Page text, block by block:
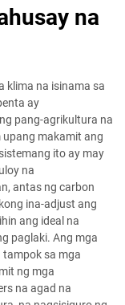
na
klima na isinama sa
ay
pang-agrikultura na
makamit ang
ito ay may
na
antas ng carbon
ina-adjust ang
ang ideal na
paglaki. Ang mga
sa mga
ng mga
na agad na